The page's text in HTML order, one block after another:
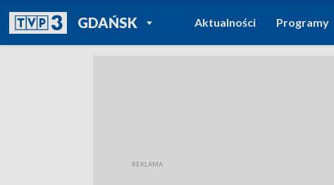
GDAŃSKPOWRÓT DO
TVP REGIONY
Aktualności Programy